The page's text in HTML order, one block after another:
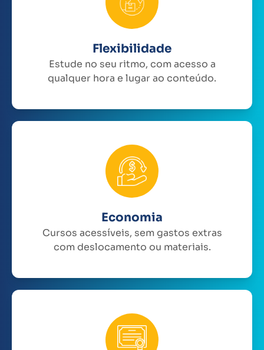
Flexibilidade
Estude no seu ritmo, com acesso a
qualquer hora e lugar ao conteúdo.
Economia
Cursos acessíveis, sem gastos extras
com deslocamento ou materiais.